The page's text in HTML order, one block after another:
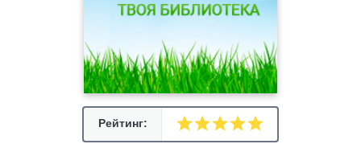
Рейтинг: